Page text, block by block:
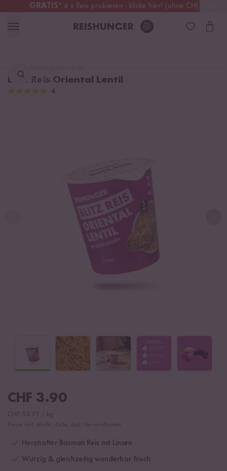
GRATIS* 4 x Reis probieren - klicke hier! (ohne CH)
Schweiz Alle Zölle & Steuern inklusive
finden ...
Blitz Reis Oriental Lentil
4
CHF 3.90
Herzhafter Basmati Reis mit Linsen
Würzig & gleichzeitig wunderbar frisch